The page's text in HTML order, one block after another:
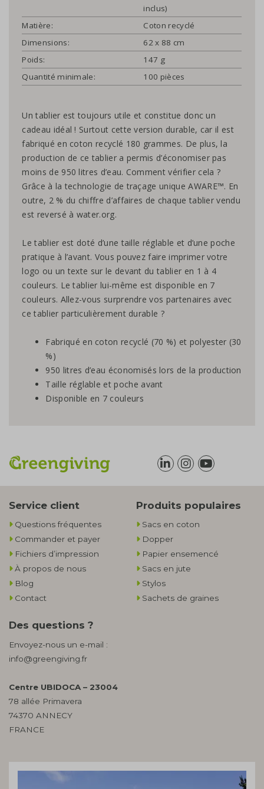
inclus)
Matière:
Coton recyclé
Dimensions:
62 x 88 cm
Poids:
147 g
Quantité minimale:
100 pièces
Un tablier est toujours utile et constitue donc un
cadeau idéal ! Surtout cette version durable, car il est
fabriqué en coton recyclé 180 grammes. De plus, la
production de ce tablier a permis d’économiser pas
moins de 950 litres d’eau. Comment vérifier cela ?
Grâce à la technologie de traçage unique AWARE™. En
outre, 2 % du chiffre d’affaires de chaque tablier vendu
est reversé à water.org.
Le tablier est doté d’une taille réglable et d’une poche
pratique à l’avant. Vous pouvez faire imprimer votre
logo ou un texte sur le devant du tablier en 1 à 4
couleurs. Le tablier lui-même est disponible en 7
couleurs. Allez-vous surprendre vos partenaires avec
ce tablier particulièrement durable ?
Fabriqué en coton recyclé (70 %) et polyester (30
%)
950 litres d’eau économisés lors de la production
Taille réglable et poche avant
Disponible en 7 couleurs
Service client
Questions fréquentes
Commander et payer
Fichiers d’impression
À propos de nous
Blog
Contact
Produits populaires
Sacs en coton
Dopper
Papier ensemencé
Sacs en jute
Stylos
Sachets de graines
Des questions ?
Envoyez-nous un e-mail :
info@greengiving.fr
Centre UBIDOCA – 23004
78 allée Primavera
74370 ANNECY
FRANCE